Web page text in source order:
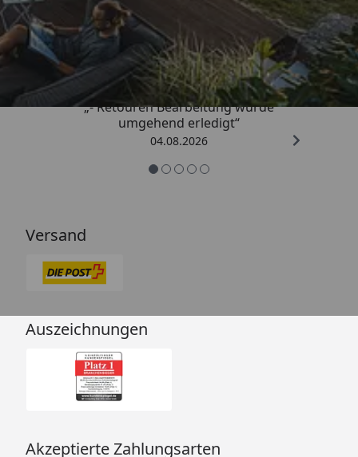
Trusted Shops
4,81/ 5
„- Retouren Bearbeitung wurde
umgehend erledigt“
04.08.2026
Versand
Auszeichnungen
Akzeptierte Zahlungsarten